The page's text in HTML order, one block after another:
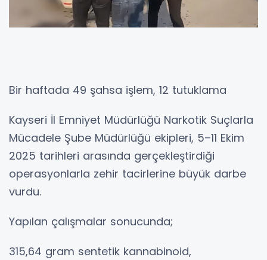
Bir haftada 49 şahsa işlem, 12 tutuklama
Kayseri İl Emniyet Müdürlüğü Narkotik Suçlarla
Mücadele Şube Müdürlüğü ekipleri, 5–11 Ekim
2025 tarihleri arasında gerçekleştirdiği
operasyonlarla zehir tacirlerine büyük darbe
vurdu.
Yapılan çalışmalar sonucunda;
315,64 gram sentetik kannabinoid,